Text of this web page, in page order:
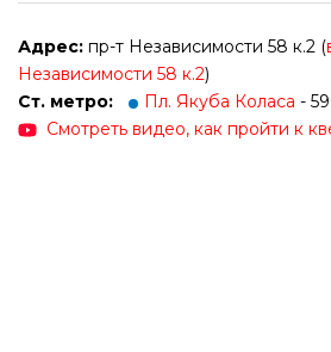
Адрес: пр-т Независимости 58 к.2 (
Независимости 58 к.2)
Ст. метро:
Пл. Якуба Коласа -
Смотреть видео, как пройти к